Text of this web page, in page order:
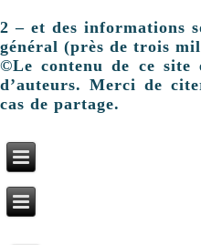
2 – et des informations
général (près de trois
©Le contenu de ce site
d’auteurs. Merci de
cas de partage.